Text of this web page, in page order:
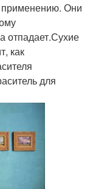
применению. Они
отпадает.Сухие
как
для